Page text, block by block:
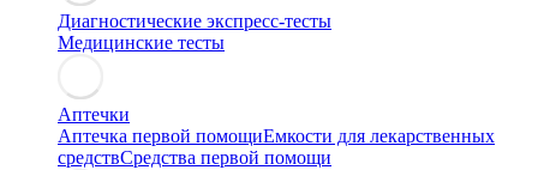
Диагностические экспресс-тесты
Медицинские тесты
Аптечки
Аптечка первой помощиЕмкости для лекарственных
средствСредства первой помощи